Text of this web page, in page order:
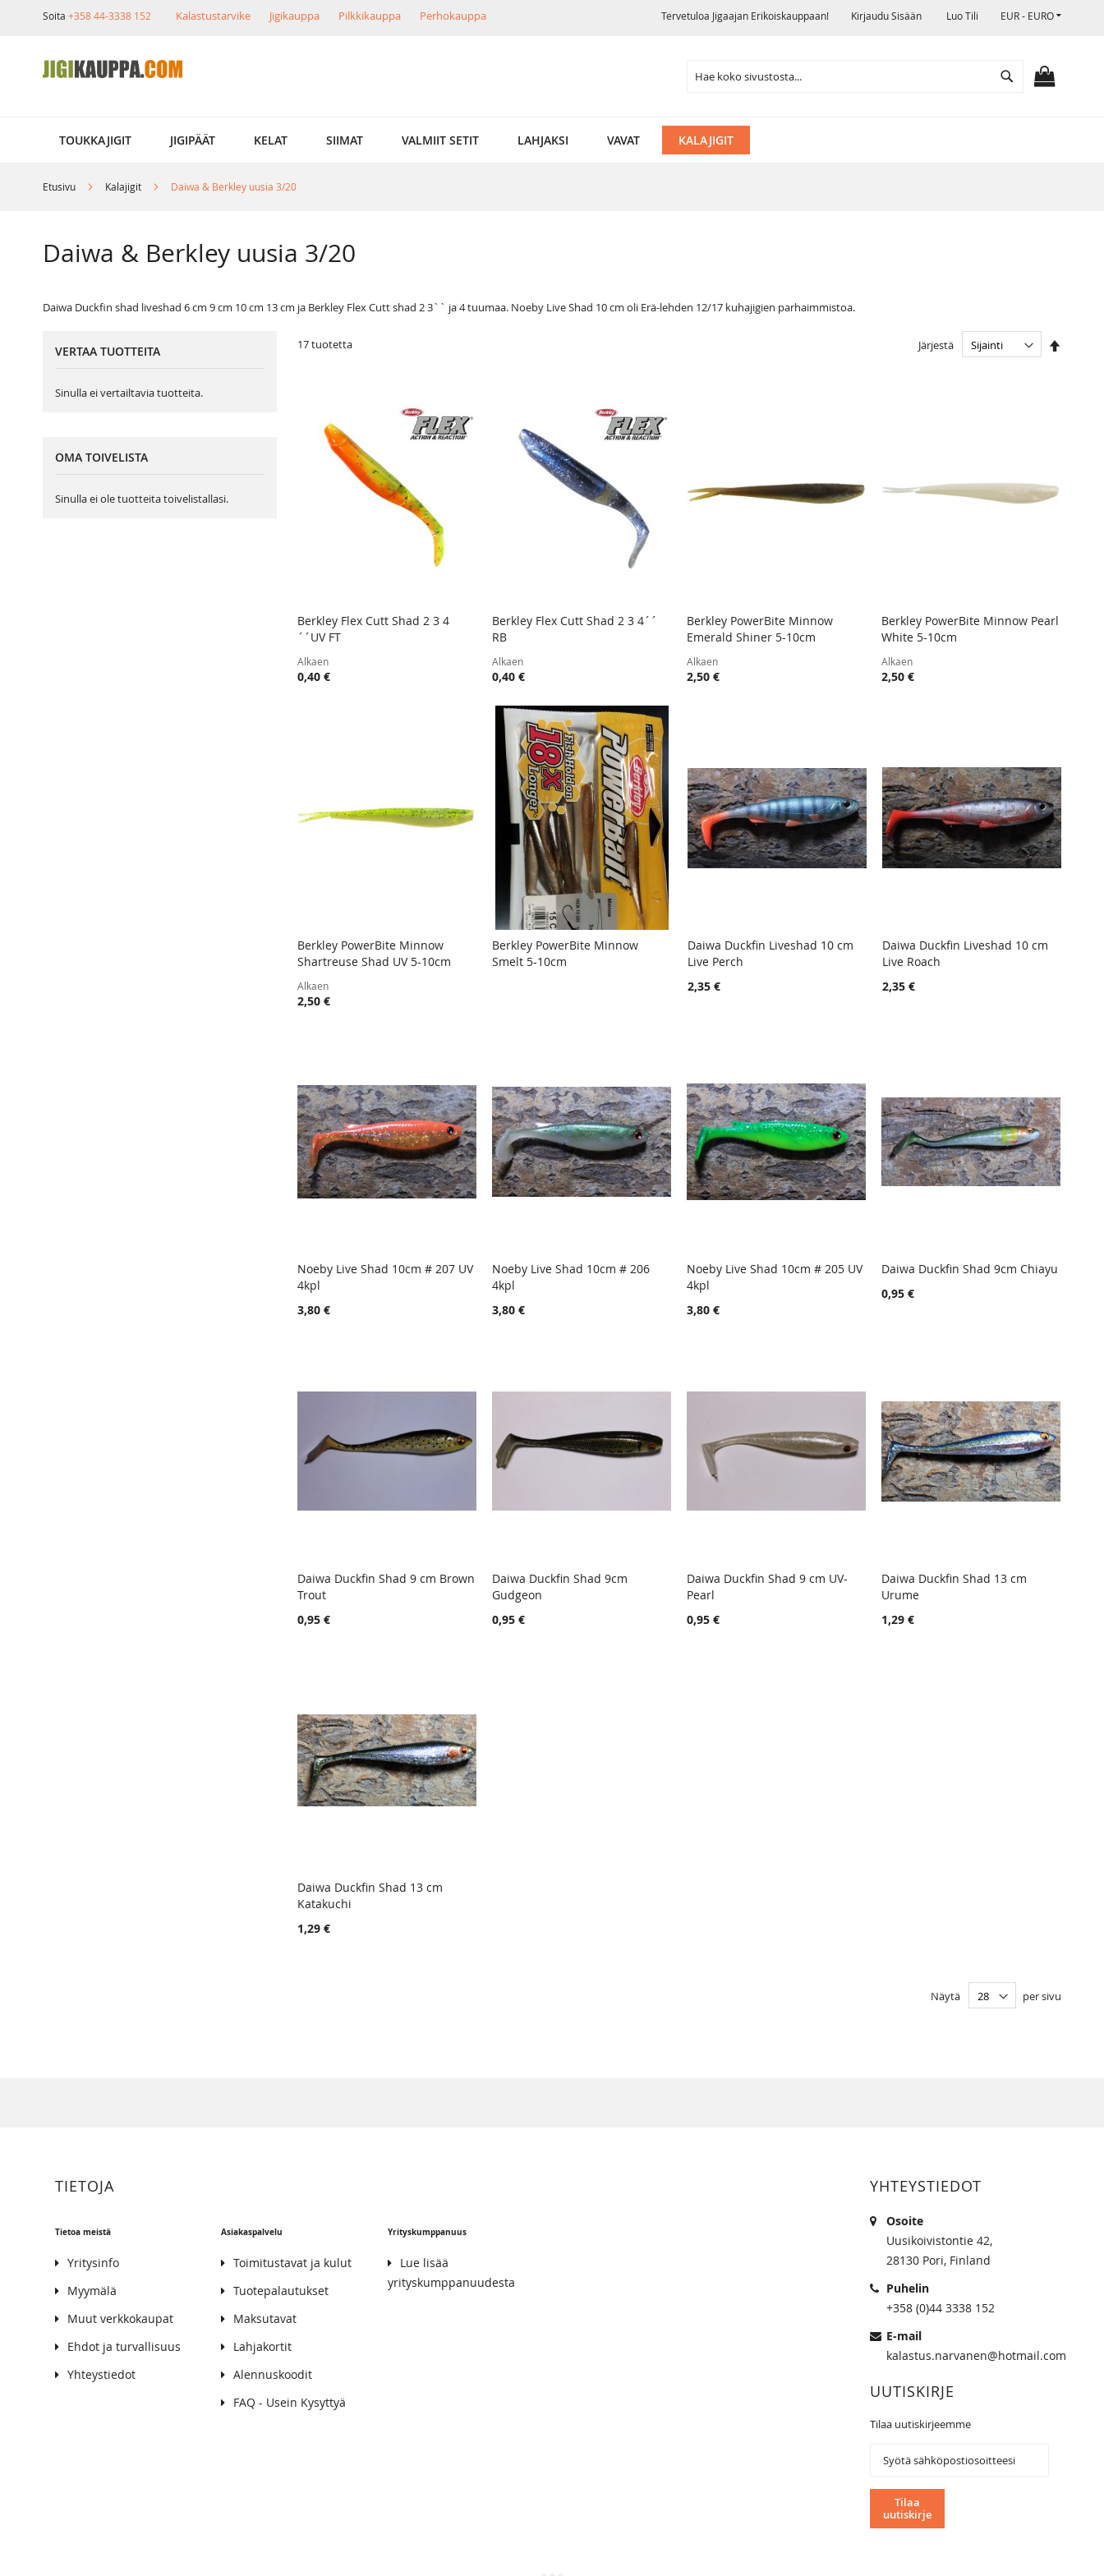
Soita +358 44-3338 152 VALUUTTA
EUR - EURO
Tervetuloa Jigaajan Erikoiskauppaan! Kirjaudu Sisään Luo Tili
Kalastustarvike Jigikauppa Pilkkikauppa Perhokauppa
Search
TOUKKAJIGIT JIGIPÄÄT KELAT SIIMAT VALMIIT SETIT LAHJAKSI VAVAT KALAJIGIT
Etusivu Kalajigit Daiwa & Berkley uusia 3/20
Daiwa & Berkley uusia 3/20
Daiwa Duckfin shad liveshad 6 cm 9 cm 10 cm 13 cm ja Berkley Flex Cutt shad 2 3`` ja 4 tuumaa. Noeby Live Shad 10 cm oli Erä-lehden 12/17 kuhajigien parhaimmistoa.
17tuotetta Järjestä
Lisää ostoskoriin TOIVELISTA
LISÄÄ
Berkley Flex Cutt Shad 2 3 4
´´UV FT
Alkaen
0,40 €
TOIVELISTA
LISÄÄ
Berkley Flex Cutt Shad 2 3 4´´
RB
Alkaen
0,40 €
Lisää ostoskoriin TOIVELISTA
LISÄÄ
Berkley PowerBite Minnow
Emerald Shiner 5-10cm
Alkaen
2,50 €
Lisää ostoskoriin
Berkley PowerBite Minnow Pearl
White 5-10cm
Alkaen
2,50 €
Lisää ostoskoriin TOIVELISTA
LISÄÄ
Berkley PowerBite Minnow
Shartreuse Shad UV 5-10cm
Alkaen
2,50 €
Lisää ostoskoriin TOIVELISTA
LISÄÄ
Berkley PowerBite Minnow
Smelt 5-10cm
Lisää ostoskoriin TOIVELISTA
LISÄÄ
Daiwa Duckfin Liveshad 10 cm
Live Perch
2,35 €
Lisää ostoskoriin
Daiwa Duckfin Liveshad 10 cm
Live Roach
2,35 €
TOIVELISTA
LISÄÄ
Noeby Live Shad 10cm # 207 UV
4kpl
3,80 €
TOIVELISTA
LISÄÄ
Noeby Live Shad 10cm # 206
4kpl
3,80 €
VERTAILUUN
Noeby Live Shad 10cm # 205 UV
4kpl
3,80 €
Daiwa Duckfin Shad 9cm Chiayu
0,95 €
Lisää ostoskoriin TOIVELISTA
LISÄÄ
Daiwa Duckfin Shad 9 cm Brown
Trout
0,95 €
Lisää ostoskoriin TOIVELISTA
LISÄÄ
Daiwa Duckfin Shad 9cm
Gudgeon
0,95 €
Lisää ostoskoriin TOIVELISTA
LISÄÄ
Daiwa Duckfin Shad 9 cm UV-
Pearl
0,95 €
Lisää ostoskoriin
Daiwa Duckfin Shad 13 cm
Urume
1,29 €
Lisää ostoskoriin
Daiwa Duckfin Shad 13 cm
Katakuchi
1,29 €
Näytä per sivu
VERTAA TUOTTEITA
Sinulla ei vertailtavia tuotteita.
OMA TOIVELISTA
Sinulla ei ole tuotteita toivelistallasi.
TIETOJA
Tietoa meistä
Yritysinfo
Myymälä
Muut verkkokaupat
Ehdot ja turvallisuus
Yhteystiedot
Asiakaspalvelu
Toimitustavat ja kulut
Tuotepalautukset
Maksutavat
Lahjakortit
Alennuskoodit
FAQ - Usein Kysyttyä
Yrityskumppanuus
Lue lisää
yrityskumppanuudesta
YHTEYSTIEDOT
Osoite
Uusikoivistontie 42,
28130 Pori, Finland
Puhelin
+358 (0)44 3338 152
E-mail
kalastus.narvanen@hotmail.com
UUTISKIRJE
Tilaa uutiskirjeemme
uutiskirjeemme:
Tilaa
uutiskirje